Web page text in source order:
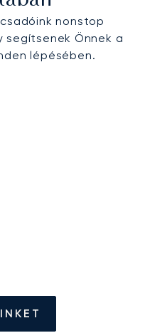
nonstop
segítsenek Önnek a
lépésében.